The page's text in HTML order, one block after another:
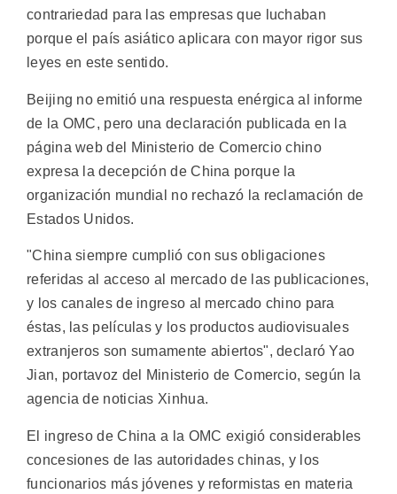
contrariedad para las empresas que luchaban
porque el país asiático aplicara con mayor rigor sus
leyes en este sentido.
Beijing no emitió una respuesta enérgica al informe
de la OMC, pero una declaración publicada en la
página web del Ministerio de Comercio chino
expresa la decepción de China porque la
organización mundial no rechazó la reclamación de
Estados Unidos.
"China siempre cumplió con sus obligaciones
referidas al acceso al mercado de las publicaciones,
y los canales de ingreso al mercado chino para
éstas, las películas y los productos audiovisuales
extranjeros son sumamente abiertos", declaró Yao
Jian, portavoz del Ministerio de Comercio, según la
agencia de noticias Xinhua.
El ingreso de China a la OMC exigió considerables
concesiones de las autoridades chinas, y los
funcionarios más jóvenes y reformistas en materia